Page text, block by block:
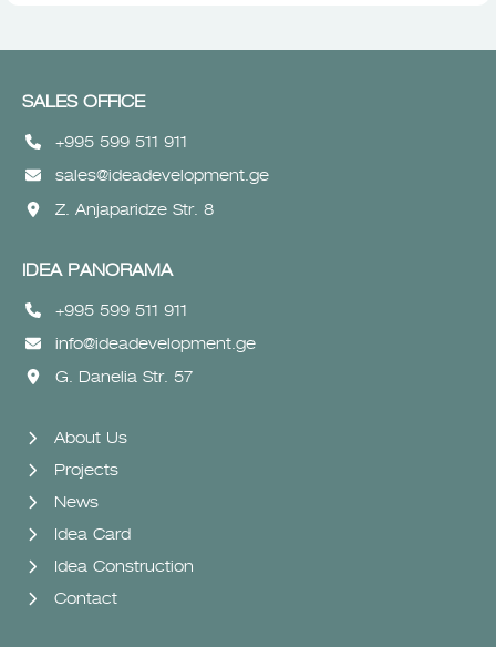
SALES OFFICE
+995 599 511 911
sales@ideadevelopment.ge
Z. Anjaparidze Str. 8
IDEA PANORAMA
+995 599 511 911
info@ideadevelopment.ge
G. Danelia Str. 57
About Us
Projects
News
Idea Card
Idea Construction
Contact